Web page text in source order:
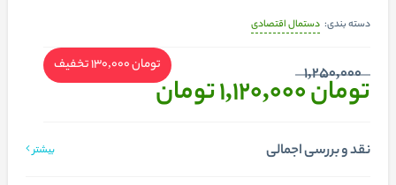
دسته بندی: دستمال اقتصادی
1,250,000
تومان 1,120,000 تومان
تومان 130,000 تخفیف
نقد و بررسی اجمالی بیشتر